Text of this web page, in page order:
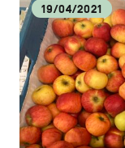
19/04/2021